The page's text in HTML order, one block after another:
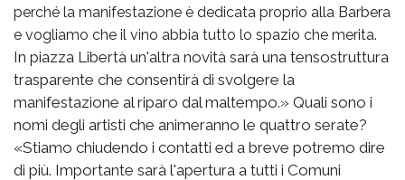
perché la manifestazione è dedicata proprio alla Barbera
e vogliamo che il vino abbia tutto lo spazio che merita.
In piazza Libertà un'altra novità sarà una tensostruttura
trasparente che consentirà di svolgere la
manifestazione al riparo dal maltempo.» Quali sono i
nomi degli artisti che animeranno le quattro serate?
«Stiamo chiudendo i contatti ed a breve potremo dire
di più. Importante sarà l'apertura a tutti i Comuni